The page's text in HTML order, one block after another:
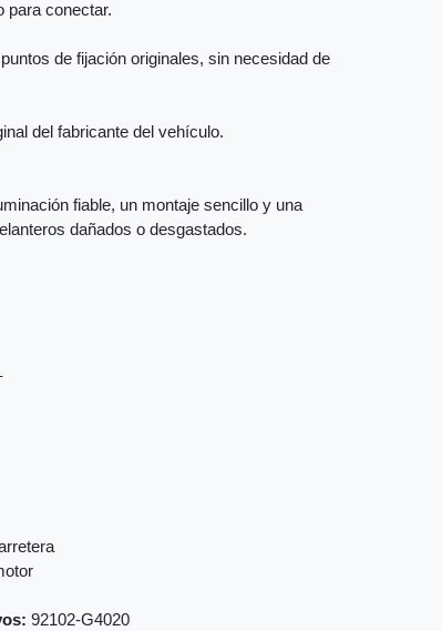
para conectar.
de fijación originales, sin necesidad de
del fabricante del vehículo.
fiable, un montaje sencillo y una
dañados o desgastados.
92102-G4020